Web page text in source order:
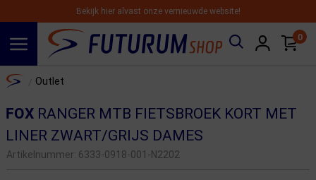
Bekijk hier alvast onze vernieuwde website!
0
Home Outlet
FOXRANGER MTB FIETSBROEK KORT MET
LINER ZWART/GRIJS DAMES
Artikelnummer: 6333-0918-001-N2202